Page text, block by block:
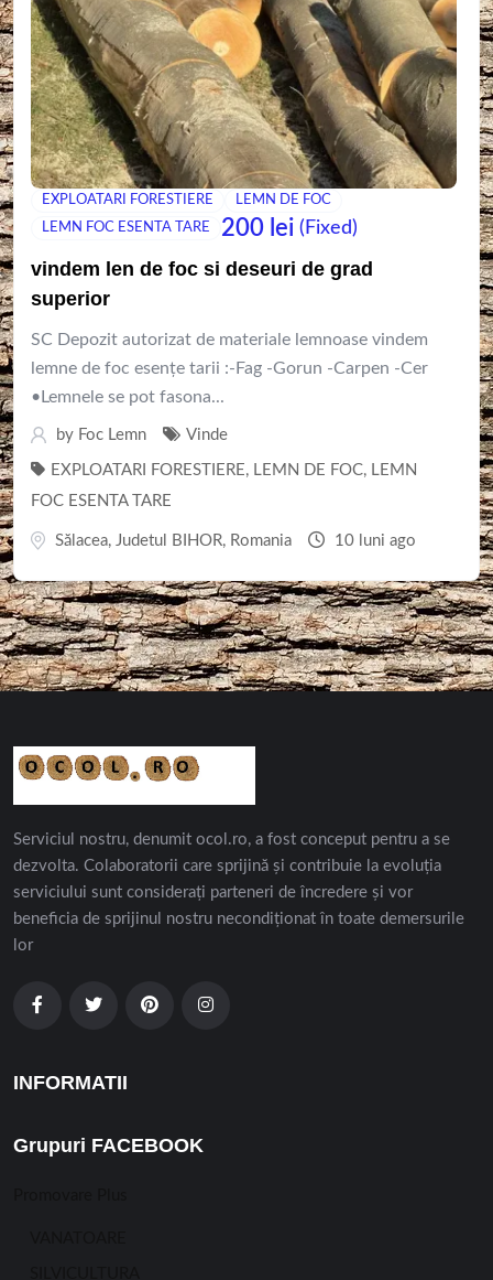
EXPLOATARI FORESTIERE
LEMN DE FOC
LEMN FOC ESENTA TARE
200 lei (Fixed)
vindem len de foc si deseuri de grad
superior
SC Depozit autorizat de materiale lemnoase vindem
lemne de foc esențe tarii :-Fag -Gorun -Carpen -Cer
•Lemnele se pot fasona...
by Foc Lemn Vinde
EXPLOATARI FORESTIERE , LEMN DE FOC, LEMN
FOC ESENTA TARE
Sălacea, Judetul BIHOR, Romania 10 luni ago
Serviciul nostru, denumit ocol.ro, a fost conceput pentru a se
dezvolta. Colaboratorii care sprijină și contribuie la evoluția
serviciului sunt considerați parteneri de încredere și vor
beneficia de sprijinul nostru necondiționat în toate demersurile
lor
INFORMATII
Grupuri FACEBOOK